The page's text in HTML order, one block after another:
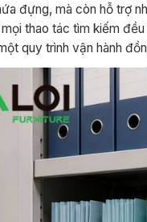
đựng, mà còn hỗ trợ
thao tác tìm kiếm
quy trình vận hành